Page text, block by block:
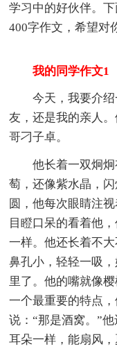
学习中的好伙伴。
400字作文，希望对
我的同学作文1
今天，我要介
友，还是我的亲人
哥刁子卓。
他长着一双炯
萄，还像紫水晶，
圆，他每次眼睛注
目瞪口呆的看着他
一样。他还长着不
鼻孔小，轻轻一吸
里了。他的嘴就像
一个最重要的特点
说：“那是酒窝。”
耳朵一样，能扇风